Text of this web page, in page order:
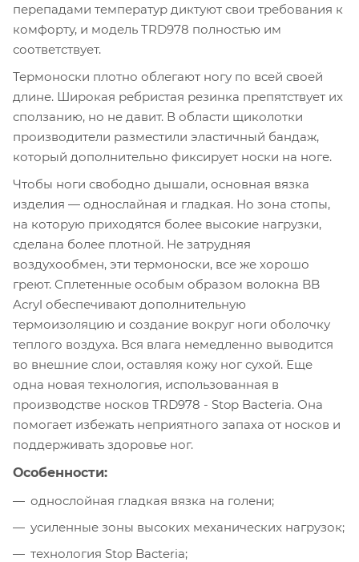
перепадами температур диктуют свои требования к
комфорту, и модель TRD978 полностью им
соответствует.
Термоноски плотно облегают ногу по всей своей
длине. Широкая ребристая резинка препятствует их
сползанию, но не давит. В области щиколотки
производители разместили эластичный бандаж,
который дополнительно фиксирует носки на ноге.
Чтобы ноги свободно дышали, основная вязка
изделия — однослайная и гладкая. Но зона стопы,
на которую приходятся более высокие нагрузки,
сделана более плотной. Не затрудняя
воздухообмен, эти термоноски, все же хорошо
греют. Сплетенные особым образом волокна BB
Acryl обеспечивают дополнительную
термоизоляцию и создание вокруг ноги оболочку
теплого воздуха. Вся влага немедленно выводится
во внешние слои, оставляя кожу ног сухой. Еще
одна новая технология, использованная в
производстве носков TRD978 - Stop Bacteria. Она
помогает избежать неприятного запаха от носков и
поддерживать здоровье ног.
Особенности:
однослойная гладкая вязка на голени;
усиленные зоны высоких механических нагрузок;
технология Stop Bacteria;